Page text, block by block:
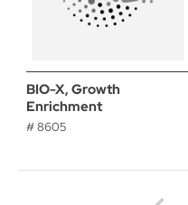
BIO-X, Growth
Enrichment
# 8605